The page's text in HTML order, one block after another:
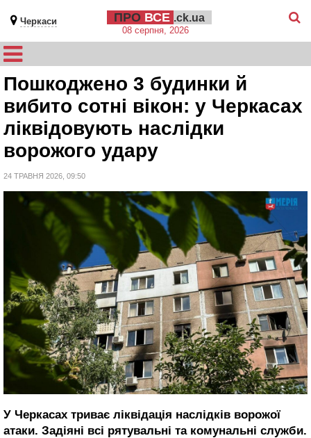
Черкаси ПРО ВСЕ .ck.ua
08 серпня, 2026
Пошкоджено 3 будинки й
вибито сотні вікон: у Черкасах
ліквідовують наслідки
ворожого удару
24 ТРАВНЯ 2026, 09:50
У Черкасах триває ліквідація наслідків ворожої
атаки. Задіяні всі рятувальні та комунальні служби.